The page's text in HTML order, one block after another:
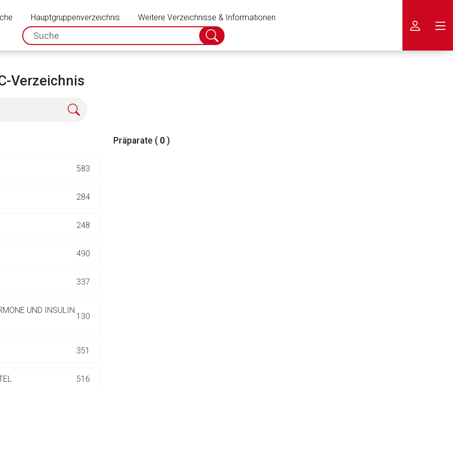
Hauptgruppenverzeichnis
Weitere Verzeichnisse & Informationen
spc.search.input.placeholder
Suche
abschicken
Verzeichnis
583
284
248
490
337
UND INSULIN
130
351
516
Präparate ( 0 )
Link öffnet eine externe Web-Seite. Für die Inhalte der externen Web-Seite ist deren